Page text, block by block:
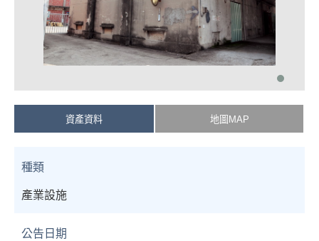
資產資料 地圖MAP
種類
產業設施
公告日期